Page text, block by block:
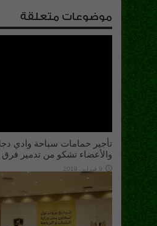
موضوعات متعلقة
تأجير حمامات سباحة وادي
والأعضاء تشكو من تدمير فرق
9 فبراير، 2019